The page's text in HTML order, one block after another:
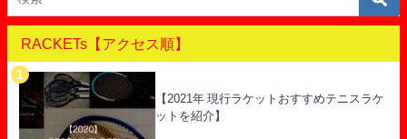
RACKETs【アクセス順】
【2021年 現行ラケットおすすめテニスラケ
ットを紹介】